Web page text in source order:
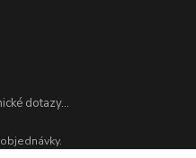
dotazy...